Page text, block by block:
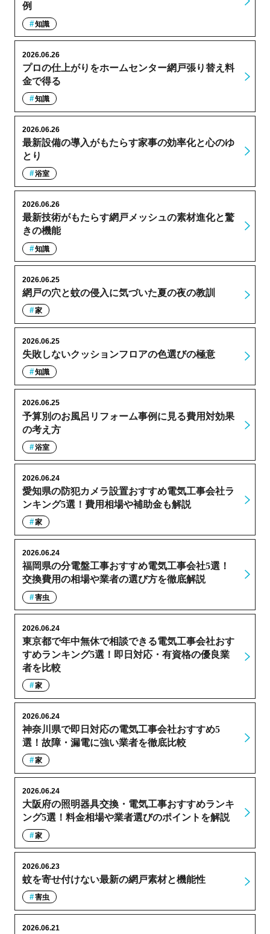
例
知識
プロの仕上がりをホームセンター網戸張り替え料
金で得る
2026.06.26
知識
最新設備の導入がもたらす家事の効率化と心のゆ
とり
2026.06.26
浴室
最新技術がもたらす網戸メッシュの素材進化と驚
きの機能
2026.06.26
知識
網戸の穴と蚊の侵入に気づいた夏の夜の教訓
2026.06.25
家
失敗しないクッションフロアの色選びの極意
2026.06.25
知識
予算別のお風呂リフォーム事例に見る費用対効果
の考え方
2026.06.25
浴室
愛知県の防犯カメラ設置おすすめ電気工事会社ラ
ンキング5選！費用相場や補助金も解説
2026.06.24
家
福岡県の分電盤工事おすすめ電気工事会社5選！
交換費用の相場や業者の選び方を徹底解説
2026.06.24
害虫
東京都で年中無休で相談できる電気工事会社おす
すめランキング5選！即日対応・有資格の優良業
者を比較
2026.06.24
家
神奈川県で即日対応の電気工事会社おすすめ5
選！故障・漏電に強い業者を徹底比較
2026.06.24
家
大阪府の照明器具交換・電気工事おすすめランキ
ング5選！料金相場や業者選びのポイントを解説
2026.06.24
家
蚊を寄せ付けない最新の網戸素材と機能性
2026.06.23
害虫
2026.06.21